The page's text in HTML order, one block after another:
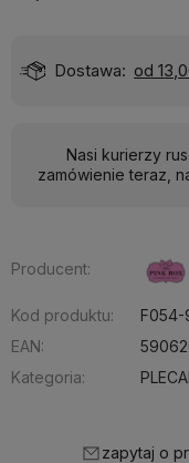
Nasi kurierzy
zamówienie teraz,
Producent:
Kod produktu:
F054-
EAN:
Kategoria:
zapytaj o